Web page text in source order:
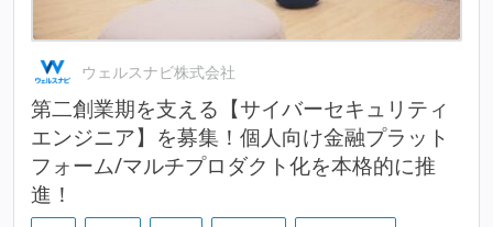
ウェルスナビ株式会社
第二創業期を支える【サイバーセキュリティ
エンジニア】を募集！個人向け金融プラット
フォーム/マルチプロダクト化を本格的に推
進！